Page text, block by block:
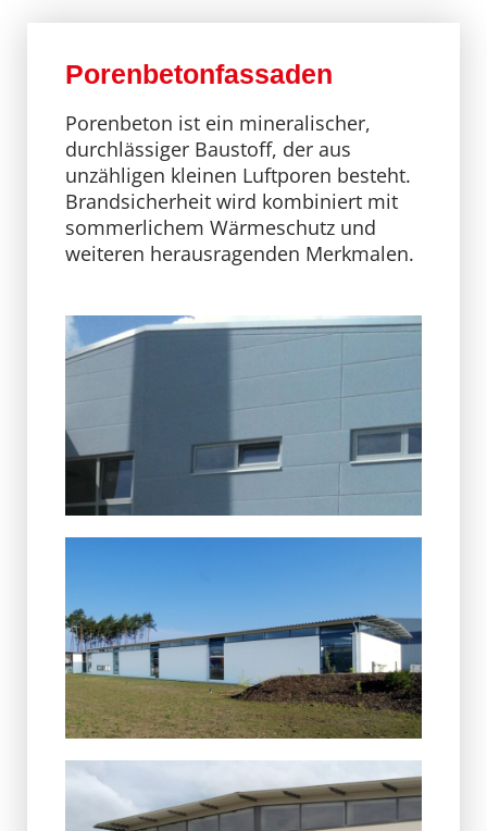
Porenbetonfassaden
Porenbeton ist ein mineralischer,
durchlässiger Baustoff, der aus
unzähligen kleinen Luftporen besteht.
Brandsicherheit wird kombiniert mit
sommerlichem Wärmeschutz und
weiteren herausragenden Merkmalen.